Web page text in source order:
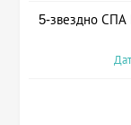
5-звездно СПА